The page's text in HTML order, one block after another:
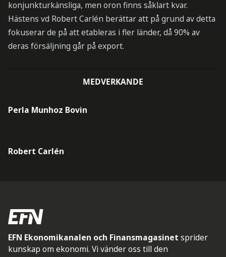
konjunkturkänsliga, men oron finns såklart kvar.
Hästens vd Robert Carlén berättar att på grund av detta
fokuserar de på att etableras i fler länder, då 90% av
deras försäljning går på export.
MEDVERKANDE
Perla Munhoz Bovin
Robert Carlén
EFN Ekonomikanalen och Finansmagasinet sprider
kunskap om ekonomi. Vi vänder oss till den